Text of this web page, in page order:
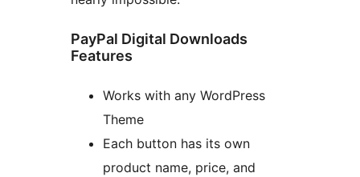
PayPal Digital Downloads
Features
Works with any WordPress
Theme
Each button has its own
product name, price, and